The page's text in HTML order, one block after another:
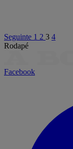
Seguinte 1 2 3 4
Rodapé
Facebook